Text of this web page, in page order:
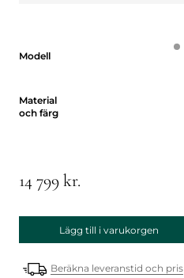
Modell
Material
och färg
14 799 kr.
Lägg till i varukorgen
Beräkna leveranstid och pris